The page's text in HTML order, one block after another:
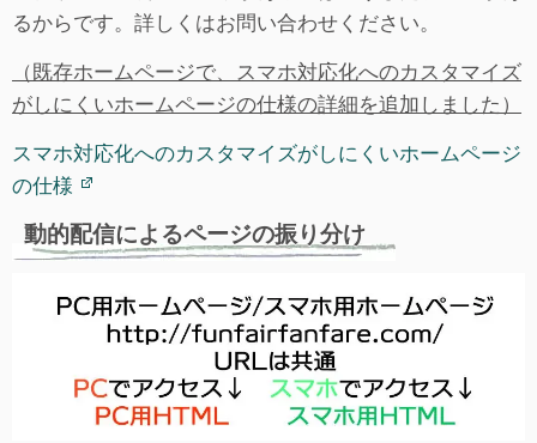
るからです。詳しくはお問い合わせください。
（既存ホームページで、スマホ対応化へのカスタマイズ
がしにくいホームページの仕様の詳細を追加しました）
スマホ対応化へのカスタマイズがしにくいホームページ
の仕様
動的配信によるページの振り分け